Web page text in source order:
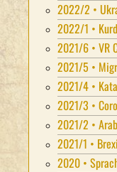
2022/2 •
2022/1 •
2021/6 • VR
2021/5 •
2021/4 •
2021/3 •
2021/2 •
2021/1 •
2020 •